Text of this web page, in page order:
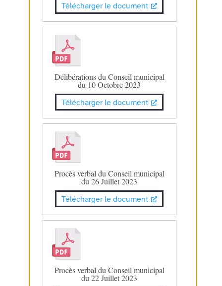
Télécharger le document
Délibérations du Conseil municipal
du 10 Octobre 2023
Télécharger le document
Procès verbal du Conseil municipal
du 26 Juillet 2023
Télécharger le document
Procès verbal du Conseil municipal
du 22 Juillet 2023